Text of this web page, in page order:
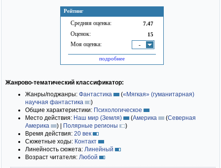
Рейтинг
Средняя оценка: 7.47
Оценок: 15
Моя оценка: -
подробнее
Жанрово-тематический классификатор:
Жанры/поджанры: Фантастика («Мягкая» (гуманитарная)
научная фантастика
)
Общие характеристики: Психологическое
Место действия: Наш мир (Земля) (Америка (Северная
Америка
) | Полярные регионы
)
Время действия: 20 век
Сюжетные ходы: Контакт
Линейность сюжета: Линейный
Возраст читателя: Любой